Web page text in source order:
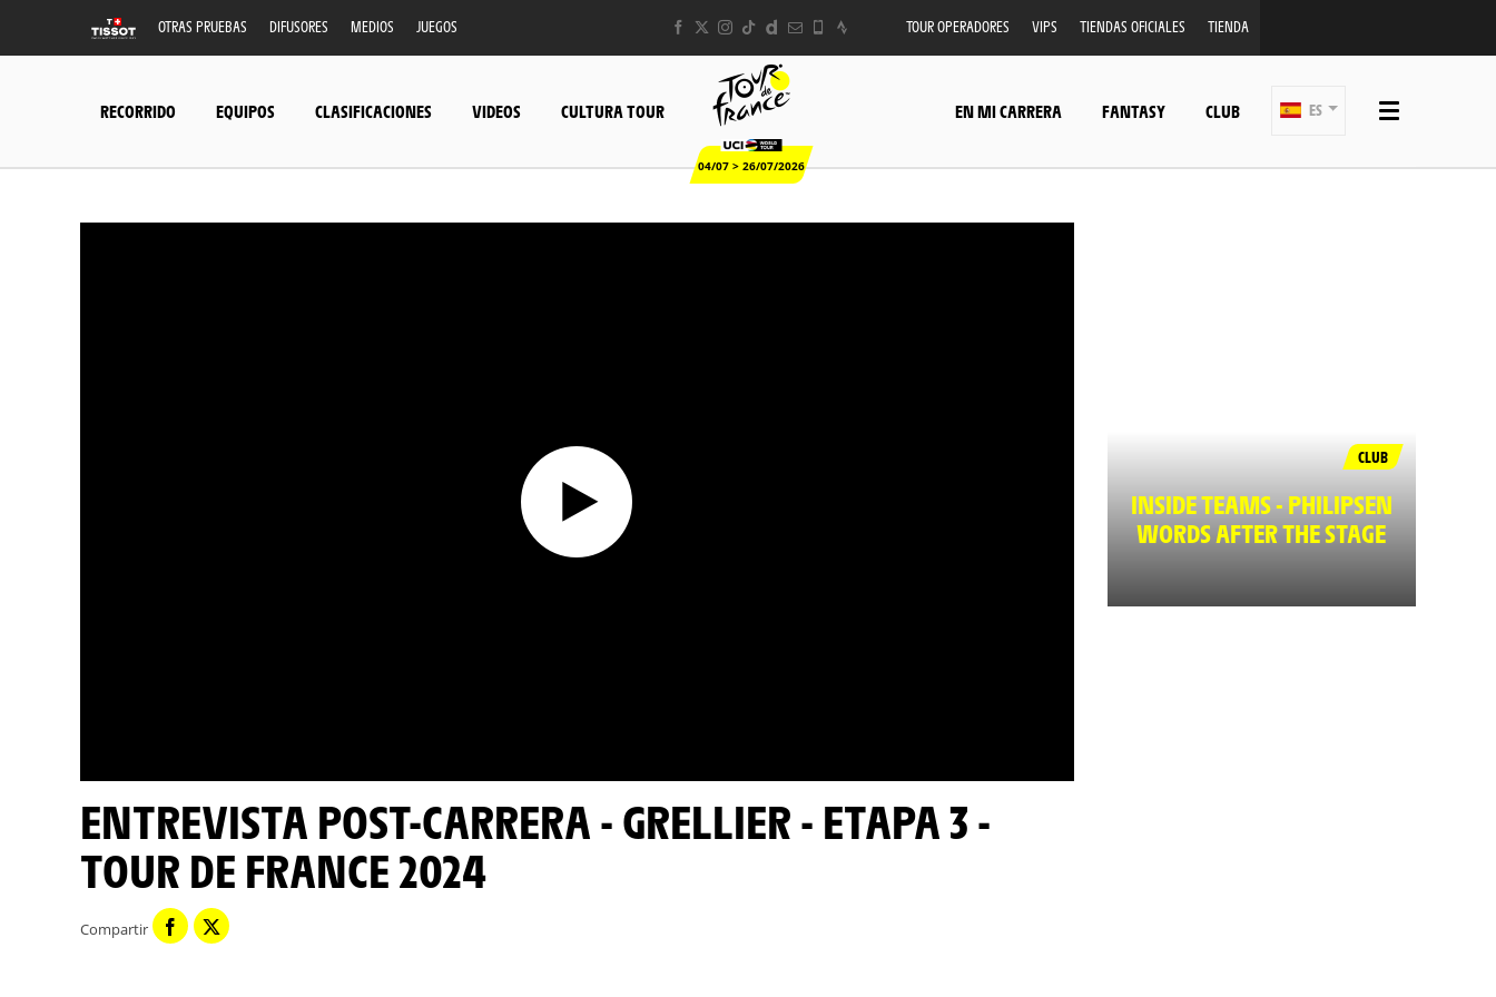
OTRAS PRUEBAS DIFUSORES MEDIOS JUEGOS TOUR OPERADORES VIPS TIENDAS OFICIALES TIENDA
RECORRIDO EQUIPOS CLASIFICACIONES VIDEOS CULTURA TOUR
04/07 > 26/07/2026
EN MI CARRERA FANTASY CLUB ES
ENTREVISTA POST-CARRERA - GRELLIER - ETAPA 3 -
TOUR DE FRANCE 2024
Compartir
CLUB
INSIDE TEAMS - PHILIPSEN
WORDS AFTER THE STAGE